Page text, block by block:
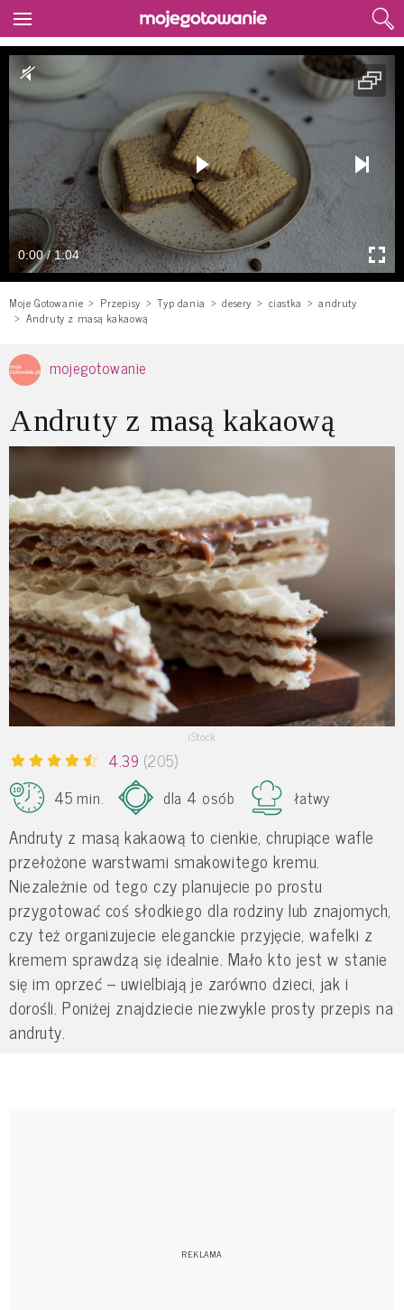
0:00 / 1:04
Moje Gotowanie Przepisy Typ dania desery ciastka
andruty
Andruty z masą kakaową
mojegotowanie
Andruty z masą kakaową
iStock
4.39 (205)
45 min.
dla 4 osób łatwy
Andruty z masą kakaową to cienkie, chrupiące wafle
przełożone warstwami smakowitego kremu.
Niezależnie od tego czy planujecie po prostu
przygotować coś słodkiego dla rodziny lub znajomych,
czy też organizujecie eleganckie przyjęcie, wafelki z
kremem sprawdzą się idealnie. Mało kto jest w stanie
się im oprzeć – uwielbiają je zarówno dzieci, jak i
dorośli. Poniżej znajdziecie niezwykle prosty przepis na
andruty.